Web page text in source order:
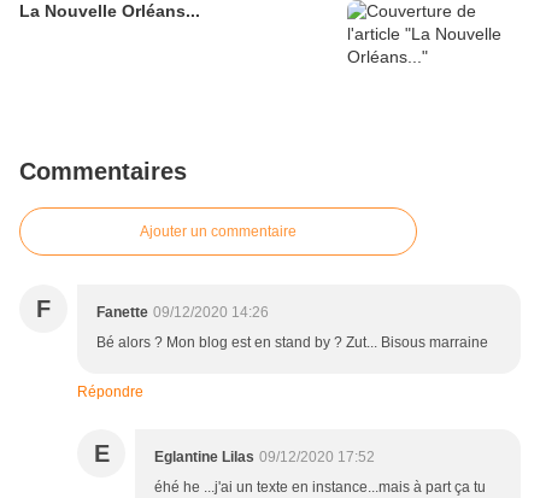
La Nouvelle Orléans...
Commentaires
Ajouter un commentaire
F Fanette 09/12/2020 14:26
Bé alors ? Mon blog est en stand by ? Zut... Bisous marraine
Répondre
E Eglantine Lilas 09/12/2020 17:52
éhé he ...j'ai un texte en instance...mais à part ça tu